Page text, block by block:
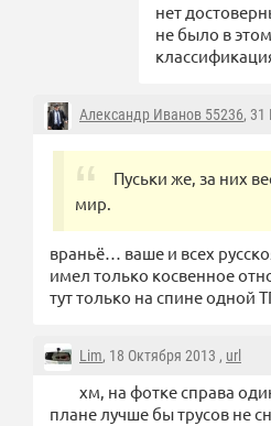
нет
не было в
Александр Иванов 55236, 31
Пуськи же, за них
мир.
враньё… ваше и всех
имел только косвенное
тут только на спине одной
Lim, 18 Октября 2013 , url
хм, на фотке справа
плане лучше бы трусов не